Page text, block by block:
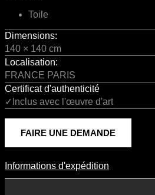
Toile
Dimensions:
140 × 140 cm
Localisation:
FRANCE PARIS
Certificat d'authenticité
✓Inclus avec l'œuvre d'art
FAIRE UNE DEMANDE
Informations D'expédition
Informations d'expédition